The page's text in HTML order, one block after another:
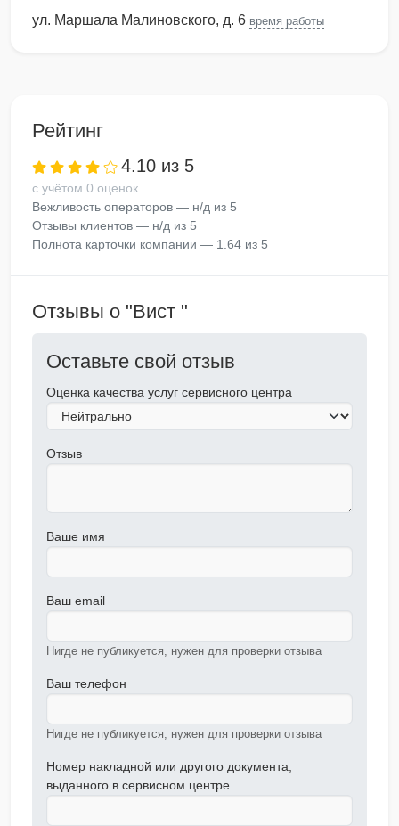
ул. Маршала Малиновского, д. 6 время работы
Рейтинг
4.10 из 5
с учётом 0 оценок
Вежливость операторов — н/д из 5
Отзывы клиентов — н/д из 5
Полнота карточки компании — 1.64 из 5
Отзывы о "Вист "
Оставьте свой отзыв
Оценка качества услуг сервисного центра
Отзыв
Ваше имя
Ваш email
Нигде не публикуется, нужен для проверки отзыва
Ваш телефон
Нигде не публикуется, нужен для проверки отзыва
Номер накладной или другого документа,
выданного в сервисном центре